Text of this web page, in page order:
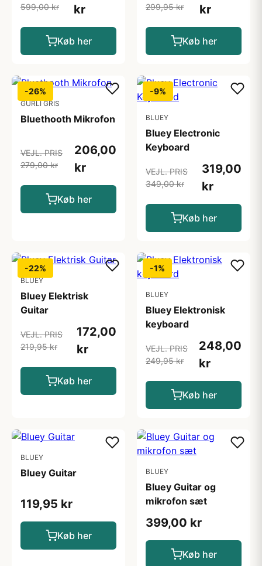
599,00 kr
kr
Køb her
299,95 kr
kr
Køb her
-26%
GURLI GRIS
Bluethooth Mikrofon
VEJL. PRIS
279,00 kr
206,00
kr
Køb her
-9%
BLUEY
Bluey Electronic
Keyboard
VEJL. PRIS
349,00 kr
319,00
kr
Køb her
-22%
BLUEY
Bluey Elektrisk
Guitar
VEJL. PRIS
219,95 kr
172,00
kr
Køb her
-1%
BLUEY
Bluey Elektronisk
keyboard
VEJL. PRIS
249,95 kr
248,00
kr
Køb her
BLUEY
Bluey Guitar
119,95 kr
Køb her
BLUEY
Bluey Guitar og
mikrofon sæt
399,00 kr
Køb her